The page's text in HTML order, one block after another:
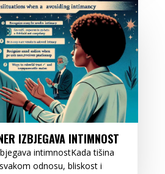
IZBJEGAVA INTIMNOST
intimnostKada tišina
odnosu, bliskost i